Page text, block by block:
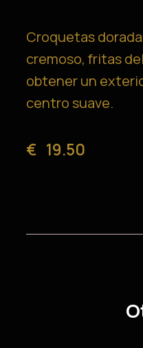
Croquetas
cremoso, fritas
obtener un
centro suave.
€ 19.50